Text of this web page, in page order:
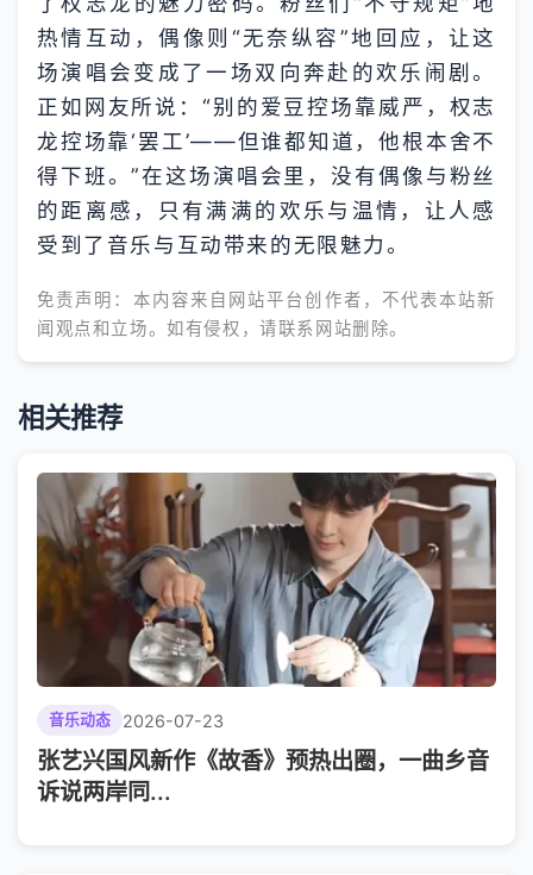
热情互动，偶像则“无奈纵容”地回应，让这
场演唱会变成了一场双向奔赴的欢乐闹剧。
正如网友所说：“别的爱豆控场靠威严，权志
龙控场靠‘罢工’——但谁都知道，他根本舍不
得下班。”在这场演唱会里，没有偶像与粉丝
的距离感，只有满满的欢乐与温情，让人感
受到了音乐与互动带来的无限魅力。
免责声明：本内容来自网站平台创作者，不代表本站新
闻观点和立场。如有侵权，请联系网站删除。
相关推荐
音乐动态 2026-07-23
张艺兴国风新作《故香》预热出圈，一曲乡音
诉说两岸同...